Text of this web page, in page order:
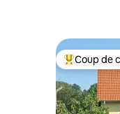
Coups de
Coup de